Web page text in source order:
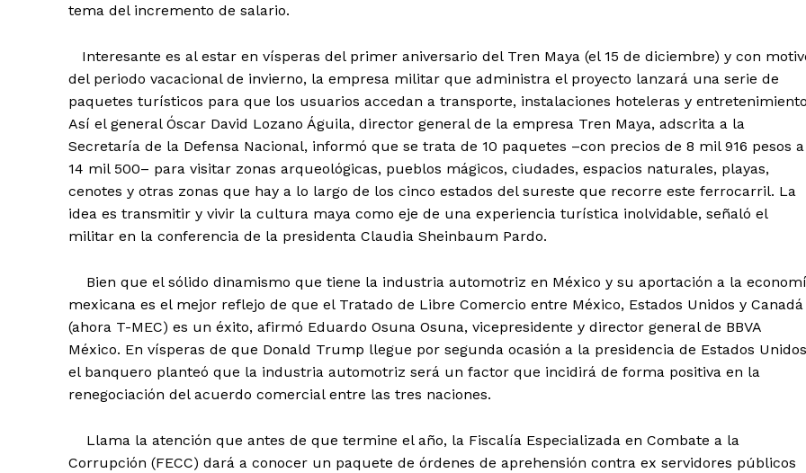
tema del incremento de salario.
Interesante es al estar en vísperas del primer aniversario del Tren Maya (el 15 de diciembre) y con
del periodo vacacional de invierno, la empresa militar que administra el proyecto lanzará una serie de
paquetes turísticos para que los usuarios accedan a transporte, instalaciones hoteleras y
Así el general Óscar David Lozano Águila, director general de la empresa Tren Maya, adscrita a la
Secretaría de la Defensa Nacional, informó que se trata de 10 paquetes –con precios de 8 mil 916 pesos a
14 mil 500– para visitar zonas arqueológicas, pueblos mágicos, ciudades, espacios naturales, playas,
cenotes y otras zonas que hay a lo largo de los cinco estados del sureste que recorre este ferrocarril. La
idea es transmitir y vivir la cultura maya como eje de una experiencia turística inolvidable, señaló el
militar en la conferencia de la presidenta Claudia Sheinbaum Pardo.
Bien que el sólido dinamismo que tiene la industria automotriz en México y su aportación a la
mexicana es el mejor reflejo de que el Tratado de Libre Comercio entre México, Estados Unidos y Canadá
(ahora T-MEC) es un éxito, afirmó Eduardo Osuna Osuna, vicepresidente y director general de BBVA
México. En vísperas de que Donald Trump llegue por segunda ocasión a la presidencia de Estados
el banquero planteó que la industria automotriz será un factor que incidirá de forma positiva en la
renegociación del acuerdo comercial entre las tres naciones.
Llama la atención que antes de que termine el año, la Fiscalía Especializada en Combate a la
Corrupción (FECC) dará a conocer un paquete de órdenes de aprehensión contra ex servidores públicos